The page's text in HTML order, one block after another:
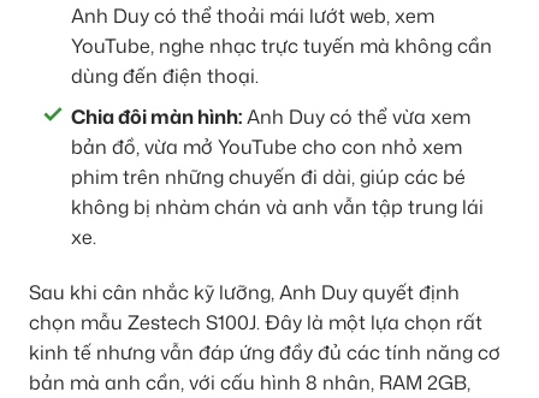
Anh Duy có thể thoải mái lướt web, xem
YouTube, nghe nhạc trực tuyến mà không cần
dùng đến điện thoại.
Chia đôi màn hình:Anh Duy có thể vừa xem
bản đồ, vừa mở YouTube cho con nhỏ xem
phim trên những chuyến đi dài, giúp các bé
không bị nhàm chán và anh vẫn tập trung lái
xe.
Sau khi cân nhắc kỹ lưỡng, Anh Duy quyết định
chọn mẫu Zestech S100J. Đây là một lựa chọn rất
kinh tế nhưng vẫn đáp ứng đầy đủ các tính năng cơ
bản mà anh cần, với cấu hình 8 nhân, RAM 2GB,